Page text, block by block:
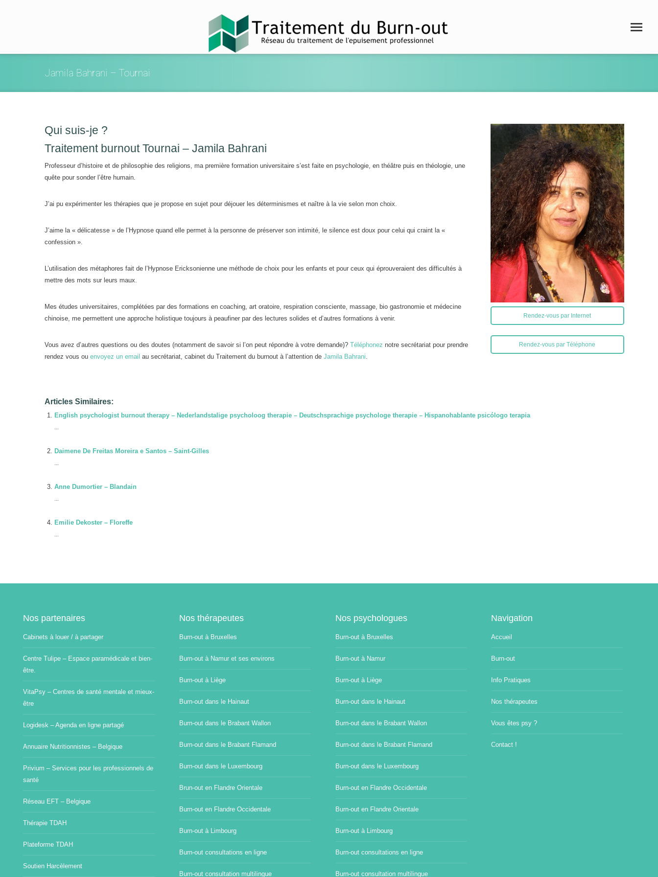
Jamila Bahrani – Tournai
Qui suis-je ?
Traitement burnout Tournai – Jamila Bahrani
Professeur d’histoire et de philosophie des religions, ma première formation universitaire s’est faite en psychologie, en théâtre puis en théologie, une
quête pour sonder l’être humain.
J’ai pu expérimenter les thérapies que je propose en sujet pour déjouer les déterminismes et naître à la vie selon mon choix.
J’aime la « délicatesse » de l’Hypnose quand elle permet à la personne de préserver son intimité, le silence est doux pour celui qui craint la «
confession ».
L’utilisation des métaphores fait de l’Hypnose Ericksonienne une méthode de choix pour les enfants et pour ceux qui éprouveraient des difficultés à
mettre des mots sur leurs maux.
Mes études universitaires, complétées par des formations en coaching, art oratoire, respiration consciente, massage, bio gastronomie et médecine
chinoise, me permettent une approche holistique toujours à peaufiner par des lectures solides et d’autres formations à venir.
Vous avez d’autres questions ou des doutes (notamment de savoir si l’on peut répondre à votre demande)? Téléphonez notre secrétariat pour prendre
rendez vous ou envoyez un email au secrétariat, cabinet du Traitement du burnout à l’attention de Jamila Bahrani.
Rendez-vous par Internet
Rendez-vous par Téléphone
Articles Similaires:
English psychologist burnout therapy – Nederlandstalige psycholoog therapie – Deutschsprachige psychologe therapie – Hispanohablante psicólogo terapia
Daimene De Freitas Moreira e Santos – Saint-Gilles
Anne Dumortier – Blandain
Emilie Dekoster – Floreffe
Nos partenaires
Cabinets à louer / à partager
Centre Tulipe – Espace paramédicale et bien-
être.
VitaPsy – Centres de santé mentale et mieux-
être
Logidesk – Agenda en ligne partagé
Annuaire Nutritionnistes – Belgique
Privium – Services pour les professionnels de
santé
Réseau EFT – Belgique
Thérapie TDAH
Plateforme TDAH
Soutien Harcèlement
Nos thérapeutes
Burn-out à Bruxelles
Burn-out à Namur et ses environs
Burn-out à Liège
Burn-out dans le Hainaut
Burn-out dans le Brabant Wallon
Burn-out dans le Brabant Flamand
Burn-out dans le Luxembourg
Brun-out en Flandre Orientale
Burn-out en Flandre Occidentale
Burn-out à Limbourg
Burn-out consultations en ligne
Burn-out consultation multilingue
Nos psychologues
Burn-out à Bruxelles
Burn-out à Namur
Burn-out à Liège
Burn-out dans le Hainaut
Burn-out dans le Brabant Wallon
Burn-out dans le Brabant Flamand
Burn-out dans le Luxembourg
Burn-out en Flandre Occidentale
Burn-out en Flandre Orientale
Burn-out à Limbourg
Burn-out consultations en ligne
Burn-out consultation multilingue
Navigation
Accueil
Burn-out
Info Pratiques
Nos thérapeutes
Vous êtes psy ?
Contact !